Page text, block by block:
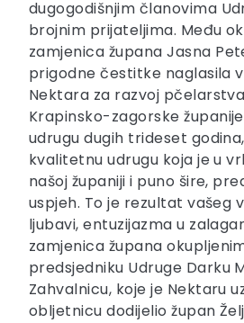
dugogodišnjim članovima
brojnim prijateljima. Među
zamjenica župana Jasna
prigodne čestitke naglasila
Nektara za razvoj
Krapinsko-zagorske
udrugu dugih trideset
kvalitetnu udrugu koja je u
našoj županiji i puno šire,
uspjeh. To je rezultat vašeg
ljubavi, entuzijazma u
zamjenica župana
predsjedniku Udruge Darku
Zahvalnicu, koje je Nektaru
obljetnicu dodijelio župan